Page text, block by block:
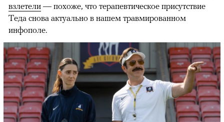
взлетели — похоже, что терапевтическое присутствие
Теда снова актуально в нашем травмированном
инфополе.